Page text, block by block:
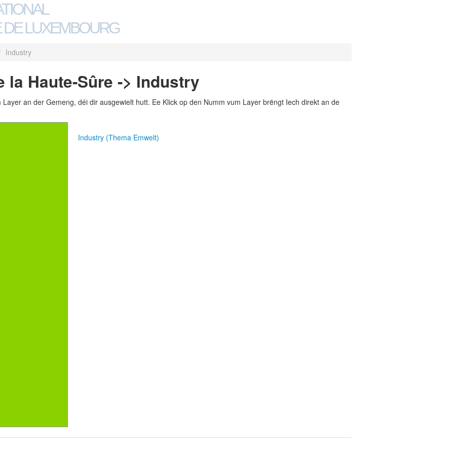
LUXEMBOURG
Industry
la Haute-Sûre -> Industry
an der Gemeng, déi dir ausgewielt hutt. Ee Klick op den Numm vum Layer brëngt Iech direkt an de
Industry (Thema Emwelt)